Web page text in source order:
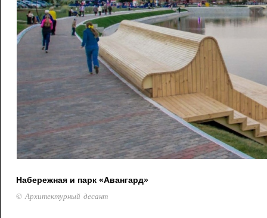
Набережная и парк «Авангард»
© Архитектурный десант